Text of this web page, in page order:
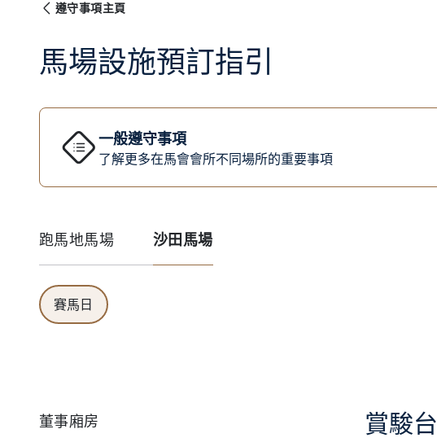
遵守事項主頁
馬場設施預訂指引
一般遵守事項
了解更多在馬會會所不同場所的重要事項
跑馬地馬場 沙田馬場
賽馬日
董事廂房 賞駿台